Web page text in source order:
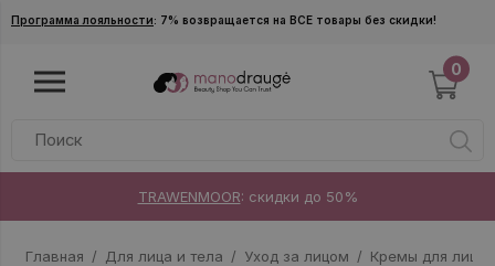
Skip to main content
Программа лояльности: 7% возвращается на ВСЕ товары без скидки!
0
TRAWENMOOR: скидки до 50%
Главная Для лица и тела Уход за лицом Кремы для лица